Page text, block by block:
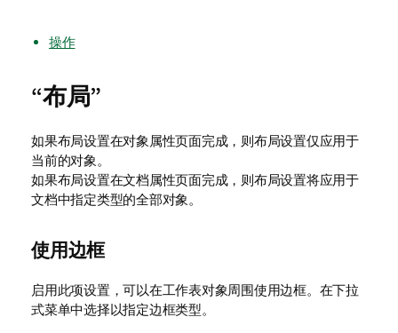
操作
“布局”
如果布局设置在对象属性页面完成，则布局设置仅应用于
当前的对象。
如果布局设置在文档属性页面完成，则布局设置将应用于
文档中指定类型的全部对象。
使用边框
启用此项设置，可以在工作表对象周围使用边框。在下拉
式菜单中选择以指定边框类型。